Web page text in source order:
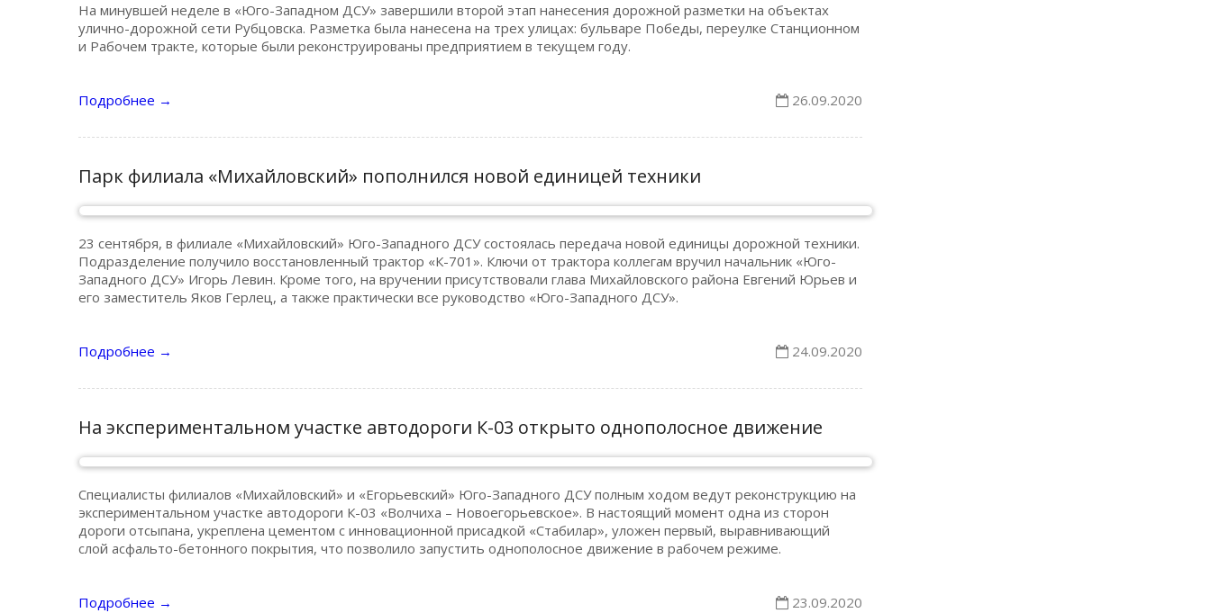
На минувшей неделе в «Юго-Западном ДСУ» завершили второй этап нанесения дорожной разметки на объектах
улично-дорожной сети Рубцовска. Разметка была нанесена на трех улицах: бульваре Победы, переулке Станционном
и Рабочем тракте, которые были реконструированы предприятием в текущем году.
26.09.2020
Подробнее →
Парк филиала «Михайловский» пополнился новой единицей техники
23 сентября, в филиале «Михайловский» Юго-Западного ДСУ состоялась передача новой единицы дорожной техники.
Подразделение получило восстановленный трактор «К-701». Ключи от трактора коллегам вручил начальник «Юго-
Западного ДСУ» Игорь Левин. Кроме того, на вручении присутствовали глава Михайловского района Евгений Юрьев и
его заместитель Яков Герлец, а также практически все руководство «Юго-Западного ДСУ».
24.09.2020
Подробнее →
На экспериментальном участке автодороги К-03 открыто однополосное движение
Специалисты филиалов «Михайловский» и «Егорьевский» Юго-Западного ДСУ полным ходом ведут реконструкцию на
экспериментальном участке автодороги К-03 «Волчиха – Новоегорьевское». В настоящий момент одна из сторон
дороги отсыпана, укреплена цементом с инновационной присадкой «Стабилар», уложен первый, выравнивающий
слой асфальто-бетонного покрытия, что позволило запустить однополосное движение в рабочем режиме.
23.09.2020
Подробнее →